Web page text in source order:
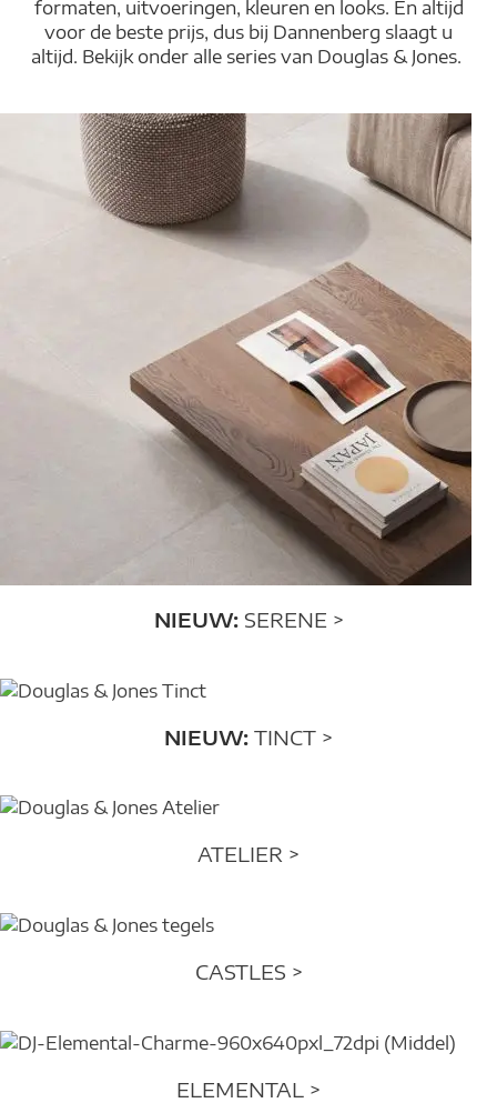
formaten, uitvoeringen, kleuren en looks. En altijd
voor de beste prijs, dus bij Dannenberg slaagt u
altijd. Bekijk onder alle series van Douglas & Jones.
NIEUW:SERENE >
NIEUW: TINCT >
ATELIER >
CASTLES >
ELEMENTAL >